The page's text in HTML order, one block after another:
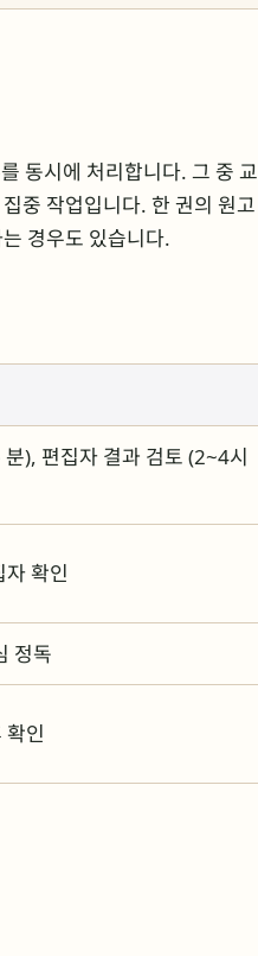
동시에 처리합니다. 그 중 교
중 작업입니다. 한 권의 원고
경우도 있습니다.
), 편집자 결과 검토 (2~4시
확인
정독
확인